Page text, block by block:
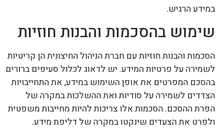
במידע הרגיש.
שימוש בהסכמות והבנות חוזיות
הסכמות והבנות חוזיות עם חברת הניהול החיצונית הן קריטיות
לשמירה על פרטיות המידע. יש לדאוג לכלול סעיפים ברורים
בהסכם המפרטים את אופן השימוש במידע, את התחייבויות
הצדדים לשמירה על סודיות ואת ההשלכות במקרה של
הפרת ההסכם. הסכמות אלו צריכות להיות מחייבות משפטית
ולפרט את הצעדים שינקטו במקרה של דליפת מידע.